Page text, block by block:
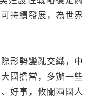
持續發展，為世界
形勢變亂交織，中
國擔當，多辦一些
好事，攸關兩國人